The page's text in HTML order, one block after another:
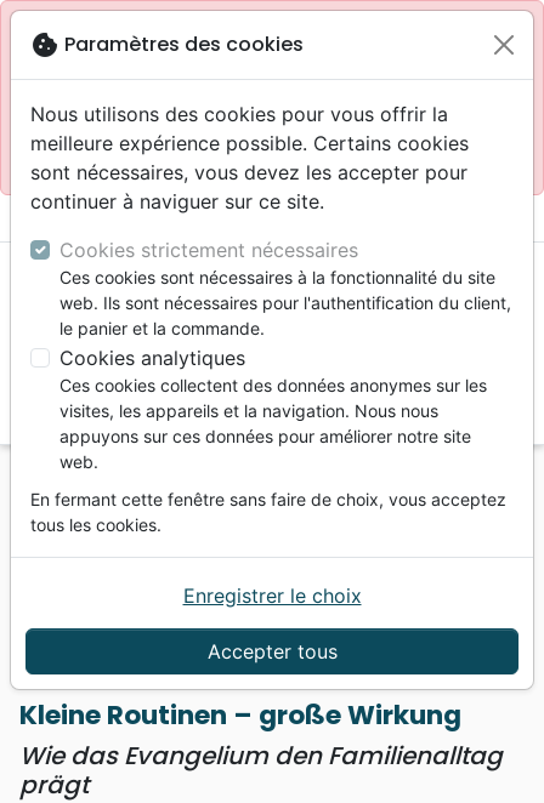
blockSite réservé aux professionnels
Accès pour les professionnels : Se connecter
Site pour le grand public : La Maison de la Bible
menu
Vous ne pouvez pas créer de nouvelle commande
depuis votre pays (United States).
Famille, couple
Education
Kleine Routinen – große Wirkung - Wie das
Evangelium den Familienalltag prägt
Kleine Routinen – große Wirkung
Wie das Evangelium den Familienalltag
prägt
cookie Paramètres des cookies
Nous utilisons des cookies pour vous offrir la
meilleure expérience possible. Certains cookies
sont nécessaires, vous devez les accepter pour
continuer à naviguer sur ce site.
Cookies strictement nécessaires
Ces cookies sont nécessaires à la fonctionnalité du site
web. Ils sont nécessaires pour l'authentification du client,
le panier et la commande.
Cookies analytiques
Ces cookies collectent des données anonymes sur les
visites, les appareils et la navigation. Nous nous
appuyons sur ces données pour améliorer notre site
web.
En fermant cette fenêtre sans faire de choix, vous acceptez
tous les cookies.
Accepter tous
Enregistrer le choix